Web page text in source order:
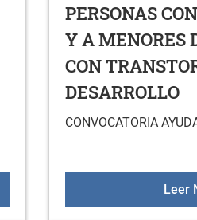
PERSONAS
Y A MENORES
CON
DESARROLLO
CONVOCATORIA
Leer